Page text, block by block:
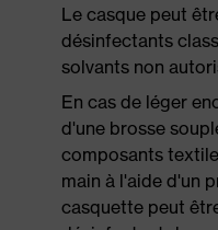
Le casque peut
désinfectants
solvants non
En cas de léger
d'une brosse
composants
main à l'aide d'un
casquette peut